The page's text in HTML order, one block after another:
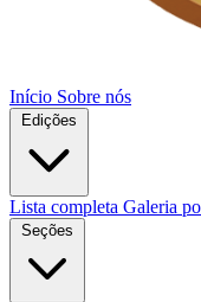
Início Sobre nós
Edições
Lista completa Galeria
Seções